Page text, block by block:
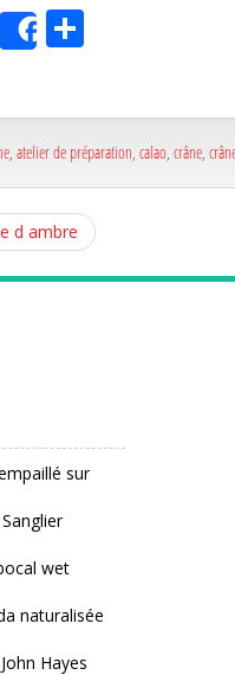
ail
Share
Pa
r
atelier de préparation calao crâne
d ambre
sur
wet
naturalisée
Hayes